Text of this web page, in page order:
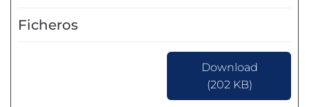
Ficheros
Download
(202 KB)